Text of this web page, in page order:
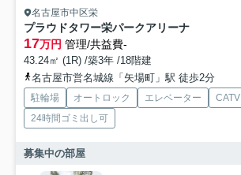
名古屋市中区栄
プラウドタワー栄パークアリーナ
17万円 管理/共益費-
43.24㎡ (1R) /築3年 /18階建
名古屋市営名城線「矢場町」駅 徒歩2分
駐輪場 オートロック エレベーター CATV
24時間ゴミ出し可
募集中の部屋